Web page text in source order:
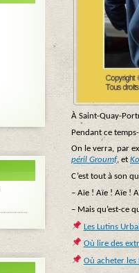
À Saint-Quay-
Pendant ce
On le verra, par
péril Groumf, et
C’est tout à son
– Aïe ! Aïe ! Aïe !
– Mais qu’est-ce
Les Lutins
Où lire des
Où acheter les